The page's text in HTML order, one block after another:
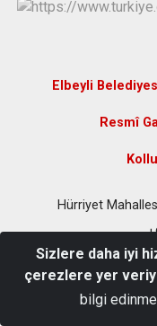
Elbeyli
Resmî
Hürriyet
Sizlere daha iyi
çerezlere yer
bilgi